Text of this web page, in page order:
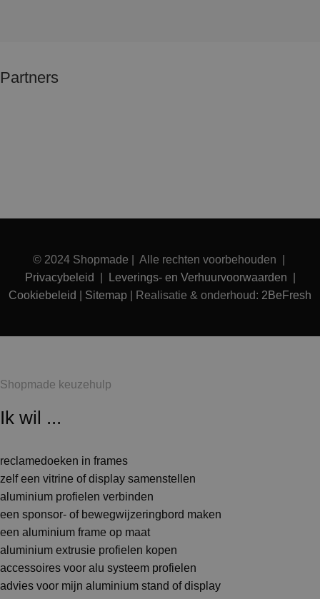
Partners
© 2024 Shopmade | Alle rechten voorbehouden |
Privacybeleid
Leverings- en Verhuurvoorwaarden
Cookiebeleid
Sitemap | Realisatie & onderhoud: 2BeFresh
Shopmade keuzehulp
Ik wil ...
reclamedoeken in frames
zelf een vitrine of display samenstellen
aluminium profielen verbinden
een sponsor- of bewegwijzeringbord maken
een aluminium frame op maat
aluminium extrusie profielen kopen
accessoires voor alu systeem profielen
advies voor mijn aluminium stand of display